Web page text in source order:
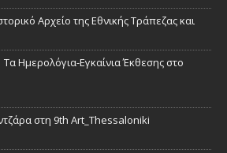
Αρχείο της Εθνικής Τράπεζας και
Ημερολόγια-Εγκαίνια Έκθεσης στο
στη 9th Art_Thessaloniki